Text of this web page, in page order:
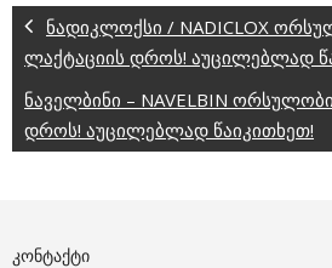
ნადიკლოქსი / NADICLOX
ლაქტაციის დროს! აუცილებლად
ნაველბინი – NAVELBIN
დროს! აუცილებლად წაიკითხეთ!
ᲙᲝᲜᲢᲐᲥᲢᲘ